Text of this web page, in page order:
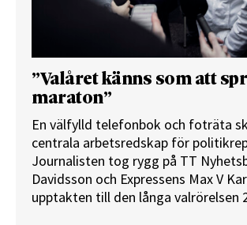
”Valåret känns som att
maraton”
En välfylld telefonbok och foträta
centrala arbetsredskap för
Journalisten tog rygg på TT
Davidsson och Expressens Max V
upptakten till den långa valrörelsen